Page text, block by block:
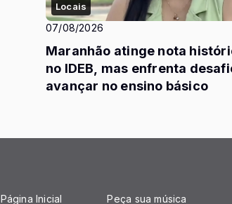
Locais
07/08/2026
Maranhão atinge nota
no IDEB, mas enfrenta
avançar no ensino básico
Página Inicial Peça sua música